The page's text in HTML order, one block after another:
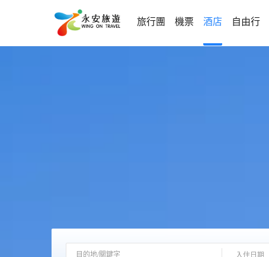
旅行團 機票 酒店 自由行
目的地/關鍵字 入住日期